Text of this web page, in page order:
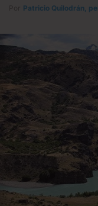
Patricio Quilodrán,